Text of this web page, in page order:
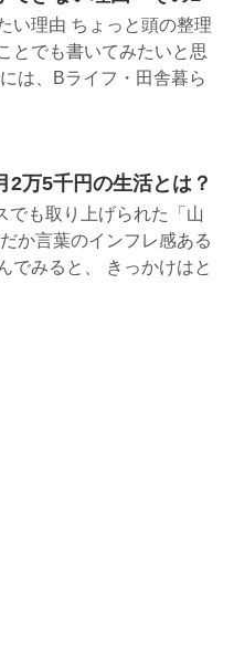
い理由 ちょっと頭の整理
とでも書いてみたいと思
は、Bライフ・田舎暮ら
万5千円の生活とは？
でも取り上げられた「山
か言葉のインフレ感ある
でみると、 きっかけはと